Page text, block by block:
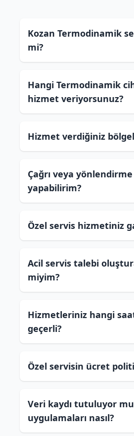
Kozan Termodinamik
mi?
Hangi Termodinamik
hizmet veriyorsunuz?
Hizmet verdiğiniz
Çağrı veya yönlendirme
yapabilirim?
Özel servis hizmetiniz
Acil servis talebi
miyim?
Hizmetleriniz hangi
geçerli?
Özel servisin ücret
Veri kaydı tutuluyor
uygulamaları nasıl?